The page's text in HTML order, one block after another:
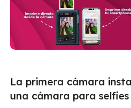
La primera cámara
una cámara para selfies